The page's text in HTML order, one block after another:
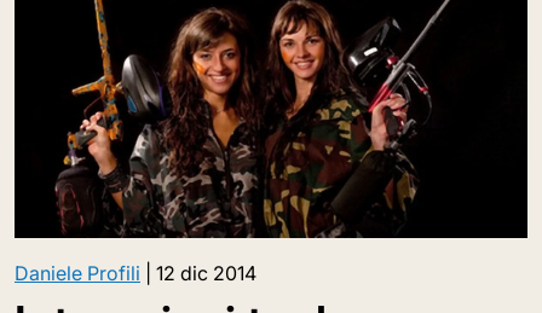
Daniele Profili 12 dic 2014